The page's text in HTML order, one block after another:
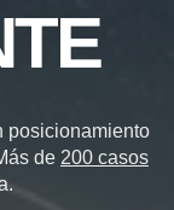
posicionamiento
de 200 casos